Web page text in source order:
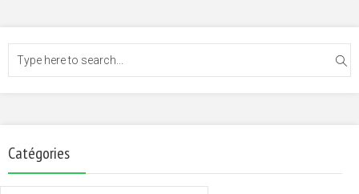
Catégories